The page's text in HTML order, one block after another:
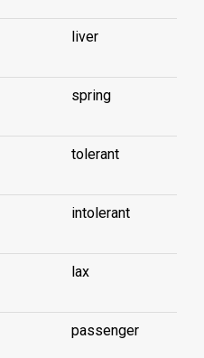
liver
spring
tolerant
intolerant
lax
passenger